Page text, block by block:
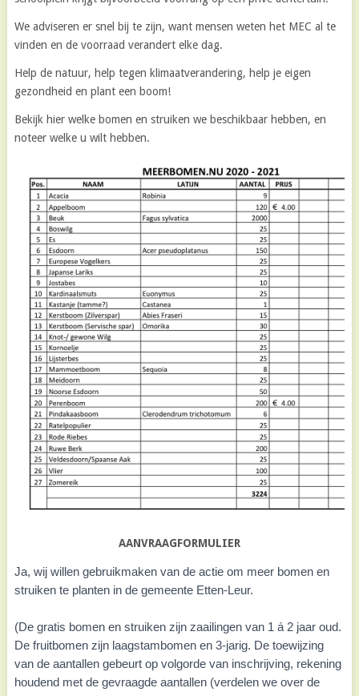
We adviseren er snel bij te zijn, want mensen weten het MEC al te
vinden en de voorraad verandert elke dag.
Help de natuur, help tegen klimaatverandering, help je eigen
gezondheid en plant een boom!
Bekijk hier welke bomen en struiken we beschikbaar hebben, en
noteer welke u wilt hebben.
AANVRAAGFORMULIER
Meer
Bomen
Ja, wij willen gebruikmaken van de actie om meer bomen en
struiken te planten in de gemeente Etten-Leur.
(De gratis bomen en struiken zijn zaailingen van 1 á 2 jaar oud.
De fruitbomen zijn laagstambomen en 3-jarig. De toewijzing
van de aantallen gebeurt op volgorde van inschrijving, rekening
houdend met de gevraagde aantallen (verdelen we over de